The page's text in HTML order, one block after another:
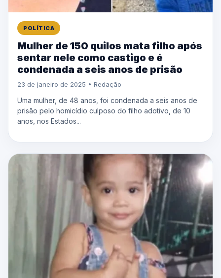
POLÍTICA
Mulher de 150 quilos mata filho após
sentar nele como castigo e é
condenada a seis anos de prisão
23 de janeiro de 2025 • Redação
Uma mulher, de 48 anos, foi condenada a seis anos de
prisão pelo homicídio culposo do filho adotivo, de 10
anos, nos Estados...